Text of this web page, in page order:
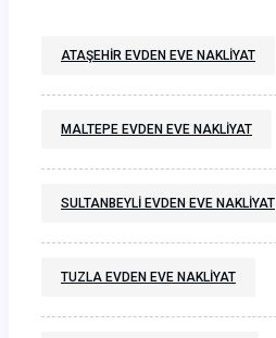
ATAŞEHIR EVDEN EVE NAKLIYAT
MALTEPE EVDEN EVE NAKLIYAT
SULTANBEYLI EVDEN EVE NAKLIYAT
TUZLA EVDEN EVE NAKLIYAT